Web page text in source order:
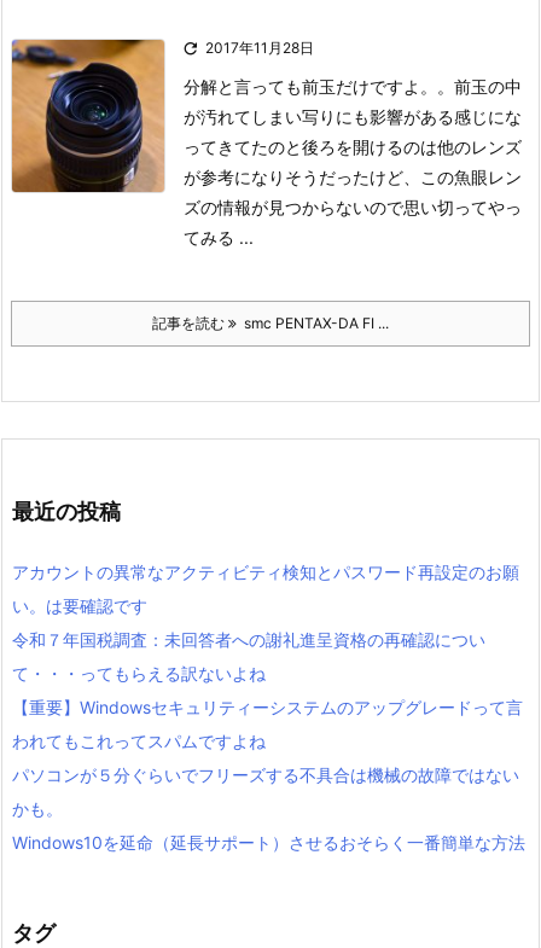
 2017年11月28日
分解と言っても前玉だけですよ。。 前玉の中
が汚れてしまい写りにも影響がある感じにな
ってきてたのと後ろを開けるのは他のレンズ
が参考になりそうだったけど、
この魚眼レン
ズの情報が見つからないので思い切ってやっ
てみる ...
記事を読む smc PENTAX-DA FI ...
最近の投稿
アカウントの異常なアクティビティ検知とパスワード再設定のお願
い。は要確認です
令和７年国税調査：未回答者への謝礼進呈資格の再確認につい
て・・・ってもらえる訳ないよね
【重要】Windowsセキュリティーシステムのアップグレードって言
われてもこれってスパムですよね
パソコンが５分ぐらいでフリーズする不具合は機械の故障ではない
かも。
Windows10を延命（延長サポート）させるおそらく一番簡単な方法
タグ